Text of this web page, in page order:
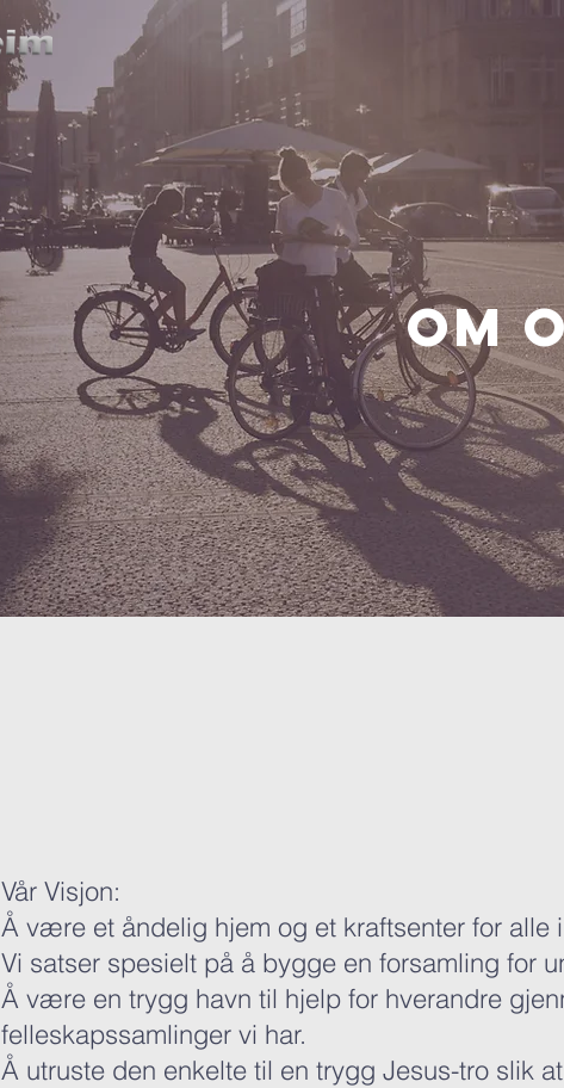
Om
Vår Visjon:
Å være et åndelig hjem og et kraftsenter for alle
Vi satser spesielt på å bygge en forsamling for
Å være en trygg havn til hjelp for hverandre
felleskapssamlinger vi har.
Å utruste den enkelte til en trygg Jesus-tro slik